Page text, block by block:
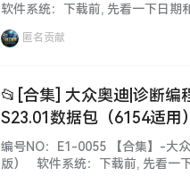
软件系统：下载前, 先看一下日期
源：本站SVIP和VIP都能下载自学
匿名贡献
📂[合集] 大众奥迪|诊断编
S23.01数据包（6154适用
编号NO：E1-0055 【合集】-大
版） 软件系统：下载前, 先看一